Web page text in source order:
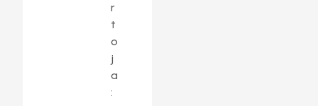
r
t
o
j
a
: